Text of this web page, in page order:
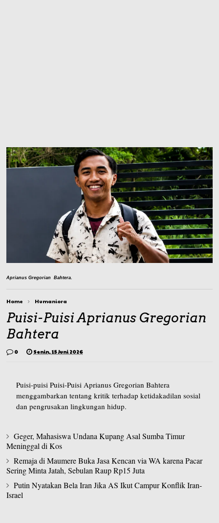
Aprianus Gregorian Bahtera.
Home Humaniora
Puisi-Puisi Aprianus Gregorian
Bahtera
0 Senin, 15 Juni 2026
Puisi-puisi Puisi-Puisi Aprianus Gregorian Bahtera
menggambarkan tentang kritik terhadap ketidakadilan sosial
dan pengrusakan lingkungan hidup.
Geger, Mahasiswa Undana Kupang Asal Sumba Timur
Meninggal di Kos
Remaja di Maumere Buka Jasa Kencan via WA karena Pacar
Sering Minta Jatah, Sebulan Raup Rp15 Juta
Putin Nyatakan Bela Iran Jika AS Ikut Campur Konflik Iran-
Israel